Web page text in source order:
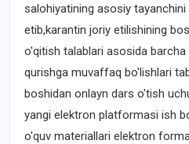
salohiyatining asosiy
etib,karantin joriy etilishining
o'qitish talablari asosida
qurishga muvaffaq bo'lishlari
boshidan onlayn dars o'tish
yangi elektron platformasi ish
o'quv materiallari elektron